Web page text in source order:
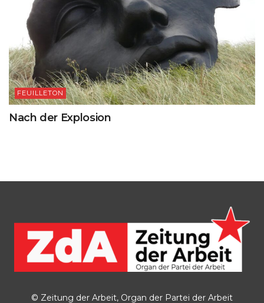
FEUILLETON
Nach der Explosion
© Zeitung der Arbeit, Organ der Partei der Arbeit